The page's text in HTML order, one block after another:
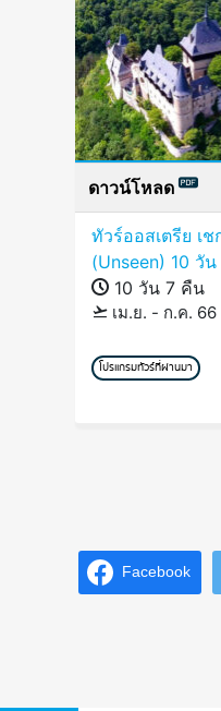
ทัวร์ออสเตรีย เ
(Unseen) 10 วัน
10 วัน 7 คืน
เม.ย. - ก.ค. 66
โปรแกรมทัวร์ที่ผ่านมา
ดาวน์โหลด
Facebook